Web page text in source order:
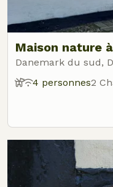
Maison nature
Danemark du sud,
4 personnes2